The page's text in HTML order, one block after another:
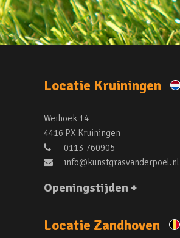
Locatie Kruiningen
Weihoek 14
4416 PX Kruiningen
0113-760905
info@kunstgrasvanderpoel.nl
Openingstijden +
Locatie Zandhoven